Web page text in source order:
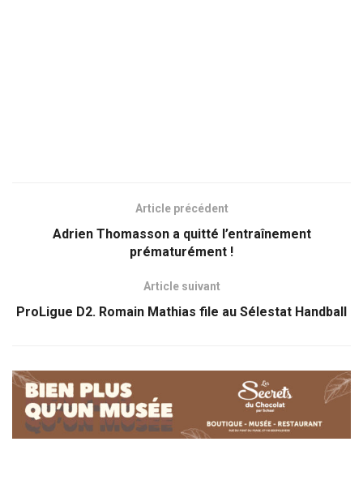
Article précédent
Adrien Thomasson a quitté l’entraînement
prématurément !
Article suivant
ProLigue D2. Romain Mathias file au Sélestat Handball